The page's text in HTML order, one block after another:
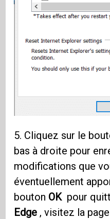
5. Cliquez sur le
bas à droite pour
modifications que
éventuellement
bouton OK pour
Edge , visitez la